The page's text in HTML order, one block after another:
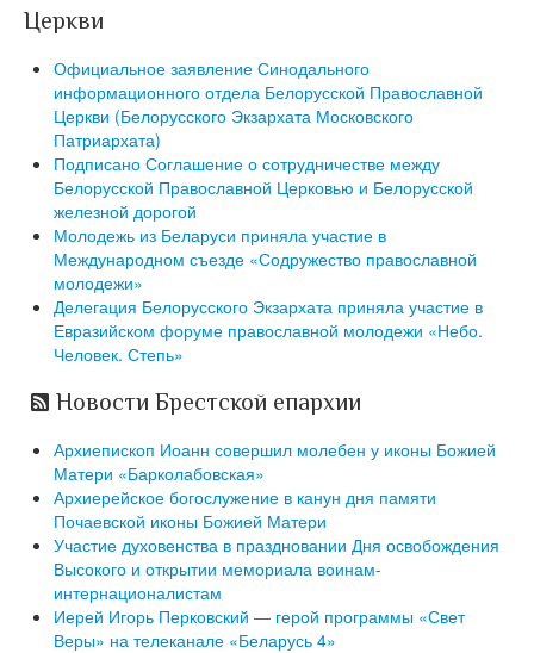
Церкви
Официальное заявление Синодального
информационного отдела Белорусской Православной
Церкви (Белорусского Экзархата Московского
Патриархата)
Подписано Соглашение о сотрудничестве между
Белорусской Православной Церковью и Белорусской
железной дорогой
Молодежь из Беларуси приняла участие в
Международном съезде «Содружество православной
молодежи»
Делегация Белорусского Экзархата приняла участие в
Евразийском форуме православной молодежи «Небо.
Человек. Степь»
Новости Брестской епархии
Архиепископ Иоанн совершил молебен у иконы Божией
Матери «Барколабовская»
Архиерейское богослужение в канун дня памяти
Почаевской иконы Божией Матери
Участие духовенства в праздновании Дня освобождения
Высокого и открытии мемориала воинам-
интернационалистам
Иерей Игорь Перковский — герой программы «Свет
Веры» на телеканале «Беларусь 4»